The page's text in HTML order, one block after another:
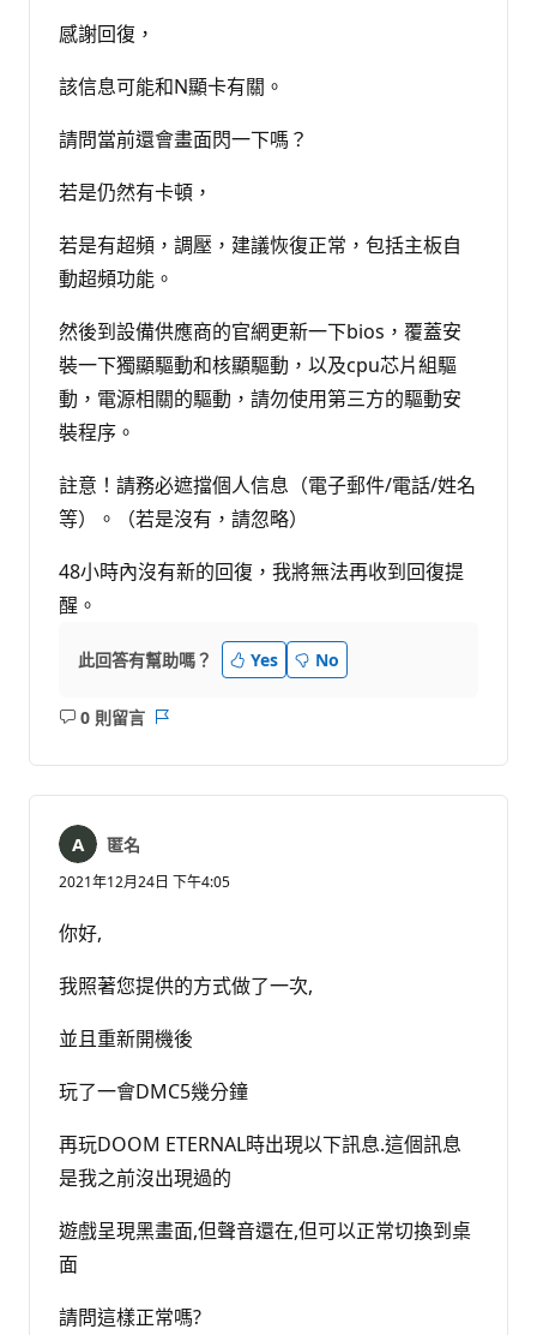
感謝回復，
該信息可能和N顯卡有關。
請問當前還會畫面閃一下嗎？
若是仍然有卡頓，
若是有超頻，調壓，建議恢復正常，包括主板自
動超頻功能。
然後到設備供應商的官網更新一下bios，覆蓋安
裝一下獨顯驅動和核顯驅動，以及cpu芯片組驅
動，電源相關的驅動，請勿使用第三方的驅動安
裝程序。
註意！請務必遮擋個人信息（電子郵件/電話/姓名
等）。（若是沒有，請忽略）
48小時內沒有新的回復，我將無法再收到回復提
醒。
此回答有幫助嗎？ Yes No
0 則留言
沒
言
匿名
2021年12月24日 下午4:05
你好,
我照著您提供的方式做了一次,
並且重新開機後
玩了一會DMC5幾分鐘
再玩DOOM ETERNAL時出現以下訊息.這個訊息
是我之前沒出現過的
遊戲呈現黑畫面,但聲音還在,但可以正常切換到桌
面
請問這樣正常嗎?